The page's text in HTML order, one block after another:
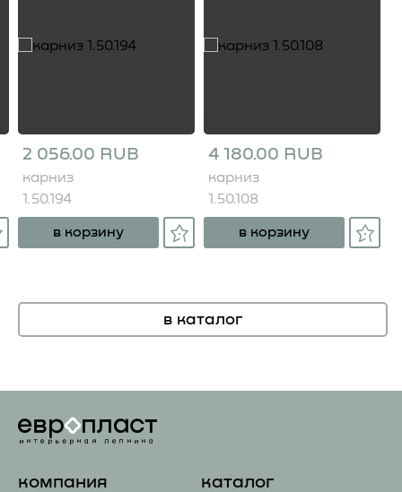
2 056.00 RUB
карниз
1.50.194
в корзину
4 180.00 RUB
карниз
1.50.108
в корзину
в каталог
компания каталог